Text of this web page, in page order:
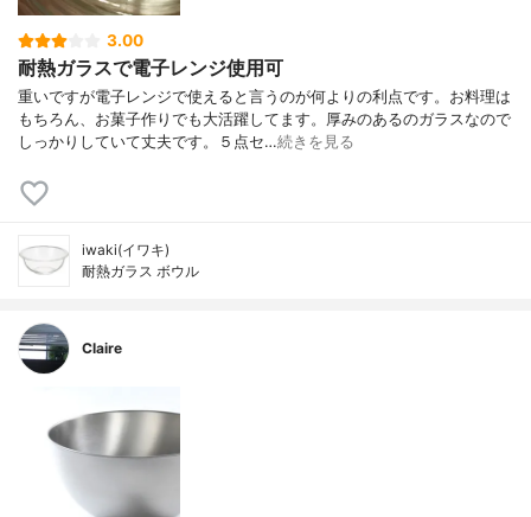
3.00
耐熱ガラスで電子レンジ使用可
重いですが電子レンジで使えると言うのが何よりの利点です。お料理は
もちろん、お菓子作りでも大活躍してます。厚みのあるのガラスなので
しっかりしていて丈夫です。５点セ…続きを見る
iwaki(イワキ)
耐熱ガラス ボウル
Claire